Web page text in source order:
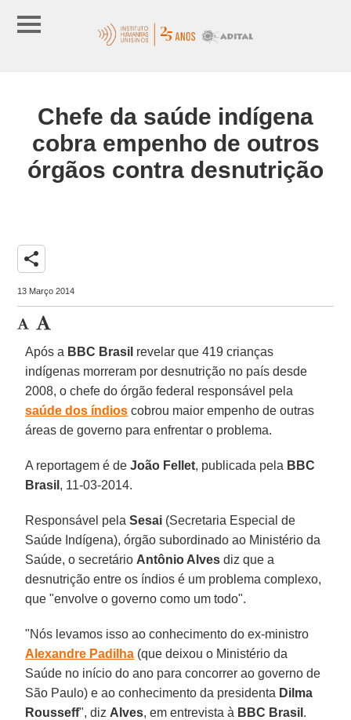
Chefe da saúde indígena
cobra empenho de outros
órgãos contra desnutrição
share
13 Março 2014
Após a BBC Brasil revelar que 419 crianças
indígenas morreram por desnutrição no país desde
2008, o chefe do órgão federal responsável pela
saúde dos índios cobrou maior empenho de outras
áreas de governo para enfrentar o problema.
A reportagem é deJoão Fellet, publicada pela BBC
Brasil , 11-03-2014.
Responsável pelaSesai (Secretaria Especial de
Saúde Indígena), órgão subordinado ao Ministério da
Saúde, o secretário Antônio Alves diz que a
desnutrição entre os índios é um problema complexo,
que "envolve o governo como um todo".
"Nós levamos isso ao conhecimento do ex-ministro
Alexandre Padilha (que deixou o Ministério da
Saúde no início do ano para concorrer ao governo de
São Paulo) e ao conhecimento da presidenta Dilma
Rousseff", diz Alves, em entrevista à BBC Brasil .